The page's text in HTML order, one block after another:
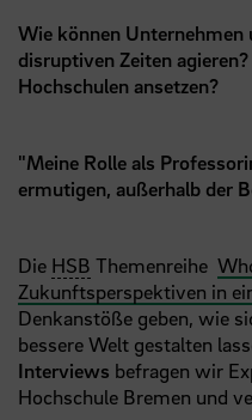
Wie können
disruptiven Zeiten
Hochschulen ansetzen?
"Meine Rolle als
ermutigen, außerhalb der
Die HSB Themenreihe
Zukunftsperspektiven in
Denkanstöße geben, wie
bessere Welt gestalten
Interviews befragen wir
Hochschule Bremen und